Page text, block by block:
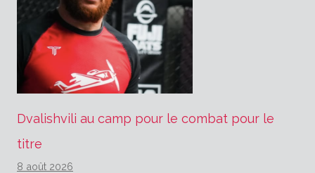
Dvalishvili au camp pour le combat pour le
titre
8 août 2026